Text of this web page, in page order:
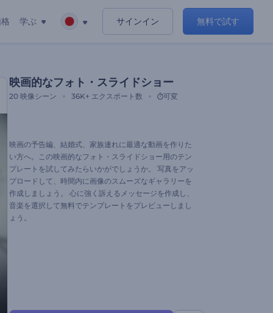
学ぶ サインイン 無料で試す
映画的なフォト・スライドショー
20 映像シーン 36K+ エクスポート数 可変
映画の予告編、結婚式、家族連れに最適な動画を作りた
い方へ。この映画的なフォト・スライドショー用のテン
プレートを試してみたらいかがでしょうか。 写真をアッ
プロードして、時間内に画像のスムーズなギャラリーを
作成しましょう。 心に強く訴えるメッセージを作成し、
音楽を選択して無料でテンプレートをプレビューしまし
ょう。